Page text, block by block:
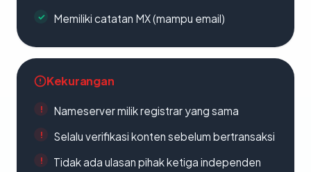
Memiliki catatan MX (mampu email)
Kekurangan
Nameserver milik registrar yang sama
Selalu verifikasi konten sebelum bertransaksi
Tidak ada ulasan pihak ketiga independen